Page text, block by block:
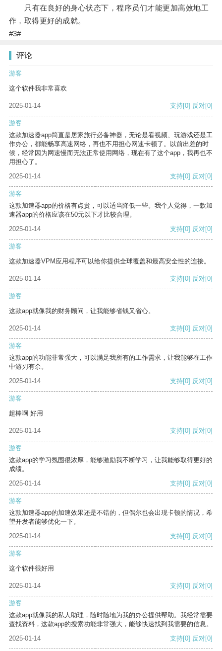
只有在良好的身心状态下，程序员们才能更加高效地工
作，取得更好的成就。
#3#
评论
游客
这个软件我非常喜欢
2025-01-14 支持[0] 反对[0]
游客
这款加速器app简直是居家旅行必备神器，无论是看视频、玩游戏还是工
作办公，都能畅享高速网络，再也不用担心网速卡顿了。以前出差的时
候，经常因为网速慢而无法正常使用网络，现在有了这个app，我再也不
用担心了。
2025-01-14
支持[0] 反对[0]
游客
这款加速器app的价格有点贵，可以适当降低一些。我个人觉得，一款加
速器app的价格应该在50元以下才比较合理。
2025-01-14
支持[0] 反对[0]
游客
这款加速器VPM应用程序可以给你提供全球覆盖和最高安全性的连接。
2025-01-14 支持[0] 反对[0]
游客
这款app就像我的财务顾问，让我能够省钱又省心。
2025-01-14 支持[0] 反对[0]
游客
这款app的功能非常强大，可以满足我所有的工作需求，让我能够在工作
中游刃有余。
2025-01-14
支持[0] 反对[0]
游客
超棒啊 好用
2025-01-14 支持[0] 反对[0]
游客
这款app的学习氛围很浓厚，能够激励我不断学习，让我能够取得更好的
成绩。
2025-01-14
支持[0] 反对[0]
游客
这款加速器app的加速效果还是不错的，但偶尔也会出现卡顿的情况，希
望开发者能够优化一下。
2025-01-14
支持[0] 反对[0]
游客
这个软件很好用
2025-01-14 支持[0] 反对[0]
游客
这款app就像我的私人助理，随时随地为我的办公提供帮助。我经常需要
查找资料，这款app的搜索功能非常强大，能够快速找到我需要的信息。
2025-01-14
支持[0] 反对[0]